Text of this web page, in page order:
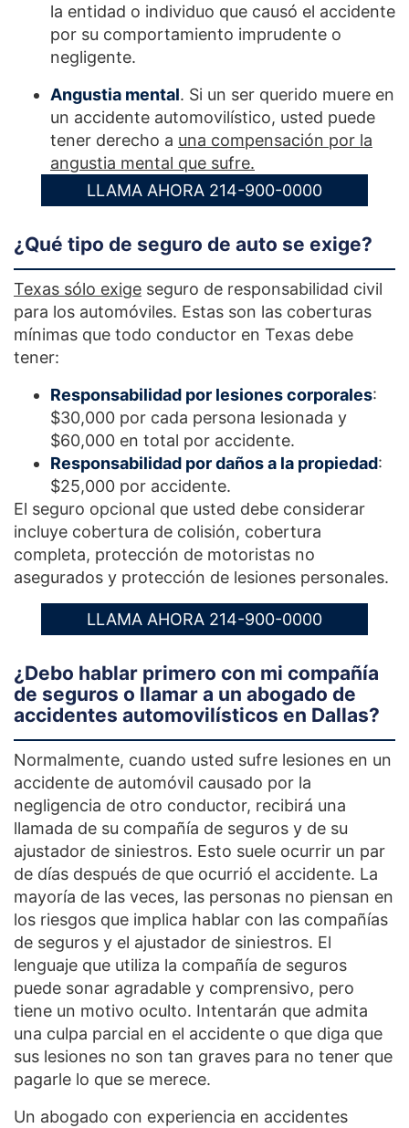
la entidad o individuo que causó el accidente
por su comportamiento imprudente o
negligente.
Angustia mental. Si un ser querido muere en
un accidente automovilístico, usted puede
tener derecho a una compensación por la
angustia mental que sufre.
LLAMA AHORA 214-900-0000
¿Qué tipo de seguro de auto se exige?
Texas sólo exige seguro de responsabilidad civil
para los automóviles. Estas son las coberturas
mínimas que todo conductor en Texas debe
tener:
Responsabilidad por lesiones corporales:
$30,000 por cada persona lesionada y
$60,000 en total por accidente.
Responsabilidad por daños a la propiedad:
$25,000 por accidente.
El seguro opcional que usted debe considerar
incluye cobertura de colisión, cobertura
completa, protección de motoristas no
asegurados y protección de lesiones personales.
LLAMA AHORA 214-900-0000
¿Debo hablar primero con mi compañía
de seguros o llamar a un abogado de
accidentes automovilísticos en Dallas?
Normalmente, cuando usted sufre lesiones en un
accidente de automóvil causado por la
negligencia de otro conductor, recibirá una
llamada de su compañía de seguros y de su
ajustador de siniestros. Esto suele ocurrir un par
de días después de que ocurrió el accidente. La
mayoría de las veces, las personas no piensan en
los riesgos que implica hablar con las compañías
de seguros y el ajustador de siniestros. El
lenguaje que utiliza la compañía de seguros
puede sonar agradable y comprensivo, pero
tiene un motivo oculto. Intentarán que admita
una culpa parcial en el accidente o que diga que
sus lesiones no son tan graves para no tener que
pagarle lo que se merece.
Un abogado con experiencia en accidentes